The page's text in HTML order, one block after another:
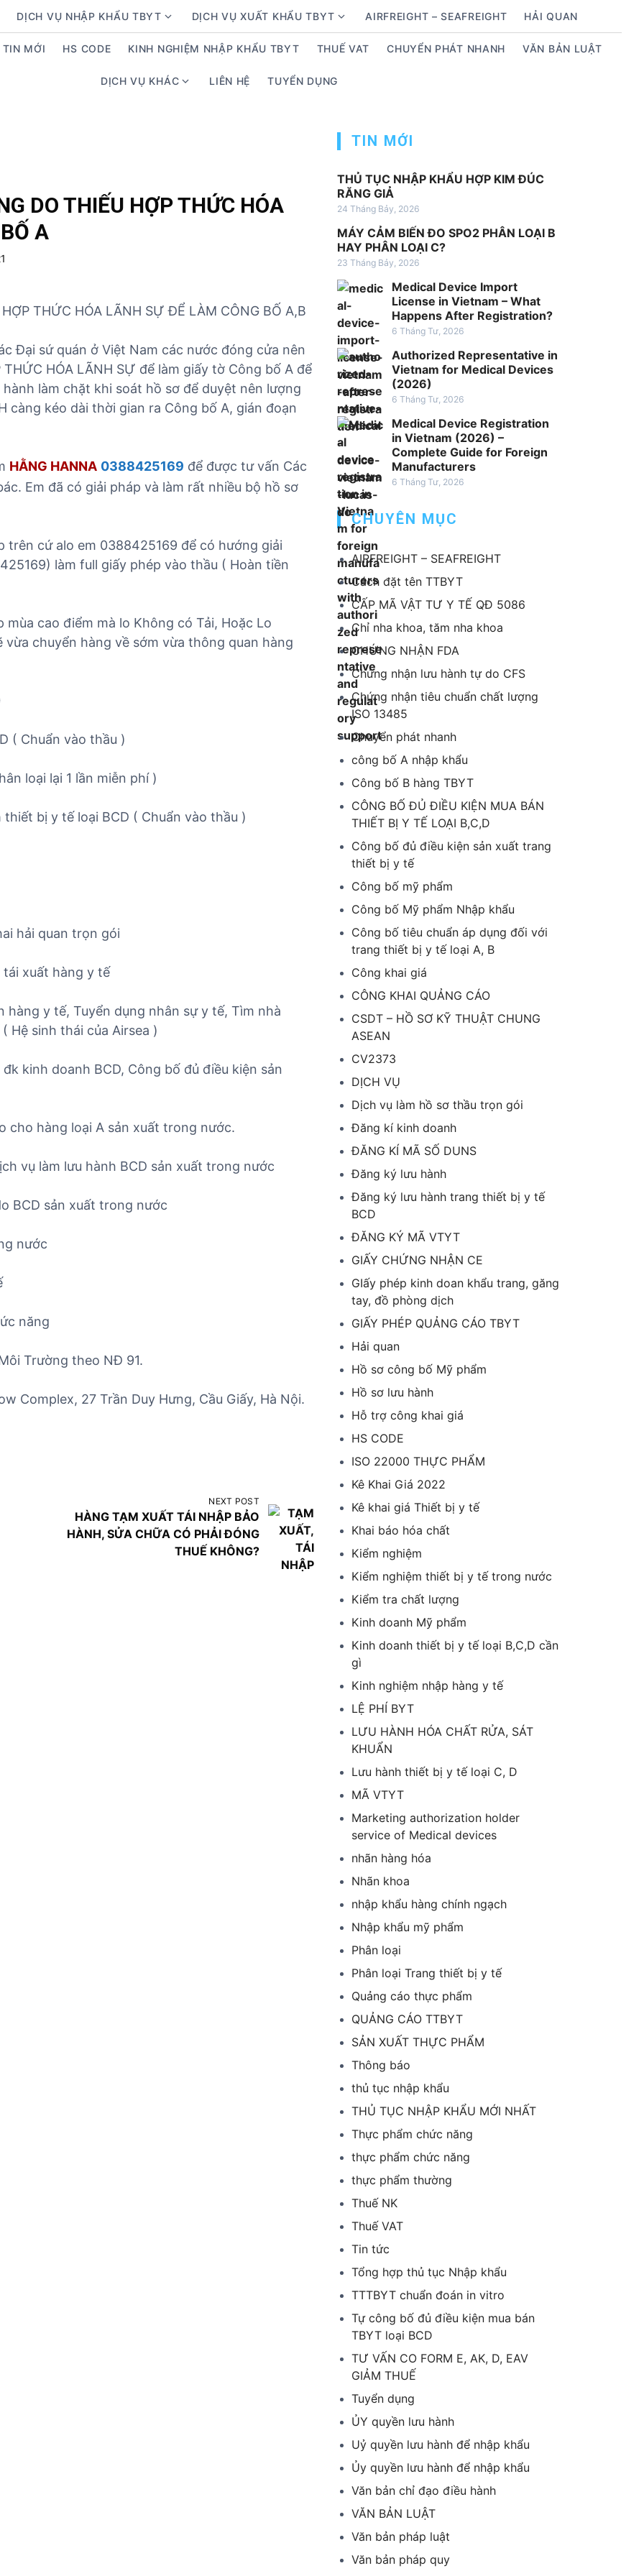
DỊCH VỤ NHẬP KHẨU TBYT
h
w
u
h
ụ
n
h
ậ
ẩ
u
Y
T
DỊCH VỤ XUẤT KHẨU TBYT
h
n
u
f
o
r
D
ị
c
h
v
ụ
x
u
ấ
t
k
h
ẩ
u
T
B
Y
T
AIRFREIGHT – SEAFREIGHT HẢI QUAN
TIN MỚI HS CODE KINH NGHIỆM NHẬP KHẨU TBYT THUẾ VAT CHUYỂN PHÁT NHANH VĂN BẢN LUẬT
DỊCH VỤ KHÁC
m
r
c
h
ụ
á
c
LIÊN HỆ TUYỂN DỤNG
DO THIẾU HỢP THỨC HÓA
A
THỨC HÓA LÃNH SỰ ĐỂ LÀM CÔNG BỐ A,B
Đại sứ quán ở Việt Nam các nước đóng cửa nên
HÓA LÃNH SỰ để làm giấy tờ Công bố A để
làm chặt khi soát hồ sơ để duyệt nên lượng
càng kéo dài thời gian ra Công bố A, gián đoạn
HẰNG HANNA 0388425169 để được tư vấn Các
Em đã có giải pháp và làm rất nhiều bộ hồ sơ
trên cứ alo em 0388425169 để có hướng giải
làm full giấy phép vào thầu ( Hoàn tiền
cao điểm mà lo Không có Tải, Hoặc Lo
chuyển hàng về sớm vừa thông quan hàng
( Chuẩn vào thầu )
loại lại 1 lần miễn phí )
bị y tế loại BCD ( Chuẩn vào thầu )
hải quan trọn gói
xuất hàng y tế
hàng y tế, Tuyển dụng nhân sự y tế, Tìm nhà
Hệ sinh thái của Airsea )
kinh doanh BCD, Công bố đủ điều kiện sản
cho hàng loại A sản xuất trong nước.
vụ làm lưu hành BCD sản xuất trong nước
BCD sản xuất trong nước
nước
năng
Trường theo NĐ 91.
Complex, 27 Trần Duy Hưng, Cầu Giấy, Hà Nội.
NEXT POST
HÀNG TẠM XUẤT TÁI NHẬP BẢO
HÀNH, SỬA CHỮA CÓ PHẢI ĐÓNG
THUẾ KHÔNG?
TIN MỚI
THỦ TỤC NHẬP KHẨU HỢP KIM ĐÚC
RĂNG GIẢ
24 Tháng Bảy, 2026
MÁY CẢM BIẾN ĐO SPO2 PHÂN LOẠI B
HAY PHÂN LOẠI C?
23 Tháng Bảy, 2026
Medical Device Import
License in Vietnam – What
Happens After Registration?
6 Tháng Tư, 2026
Authorized Representative in
Vietnam for Medical Devices
(2026)
6 Tháng Tư, 2026
Medical Device Registration
in Vietnam (2026) –
Complete Guide for Foreign
Manufacturers
6 Tháng Tư, 2026
CHUYÊN MỤC
AIRFREIGHT – SEAFREIGHT
Cách đặt tên TTBYT
CẤP MÃ VẬT TƯ Y TẾ QĐ 5086
Chỉ nha khoa, tăm nha khoa
CHỨNG NHẬN FDA
Chứng nhận lưu hành tự do CFS
Chứng nhận tiêu chuẩn chất lượng
ISO 13485
Chuyển phát nhanh
công bố A nhập khẩu
Công bố B hàng TBYT
CÔNG BỐ ĐỦ ĐIỀU KIỆN MUA BÁN
THIẾT BỊ Y TẾ LOẠI B,C,D
Công bố đủ điều kiện sản xuất trang
thiết bị y tế
Công bố mỹ phẩm
Công bố Mỹ phẩm Nhập khẩu
Công bố tiêu chuẩn áp dụng đối với
trang thiết bị y tế loại A, B
Công khai giá
CÔNG KHAI QUẢNG CÁO
CSDT – HỒ SƠ KỸ THUẬT CHUNG
ASEAN
CV2373
DỊCH VỤ
Dịch vụ làm hồ sơ thầu trọn gói
Đăng kí kinh doanh
ĐĂNG KÍ MÃ SỐ DUNS
Đăng ký lưu hành
Đăng ký lưu hành trang thiết bị y tế
BCD
ĐĂNG KÝ MÃ VTYT
GIẤY CHỨNG NHẬN CE
GIấy phép kinh doan khẩu trang, găng
tay, đồ phòng dịch
GIẤY PHÉP QUẢNG CÁO TBYT
Hải quan
Hồ sơ công bố Mỹ phẩm
Hồ sơ lưu hành
Hỗ trợ công khai giá
HS CODE
ISO 22000 THỰC PHẨM
Kê Khai Giá 2022
Kê khai giá Thiết bị y tế
Khai báo hóa chất
Kiểm nghiệm
Kiểm nghiệm thiết bị y tế trong nước
Kiểm tra chất lượng
Kinh doanh Mỹ phẩm
Kinh doanh thiết bị y tế loại B,C,D cần
gì
Kinh nghiệm nhập hàng y tế
LỆ PHÍ BYT
LƯU HÀNH HÓA CHẤT RỬA, SÁT
KHUẨN
Lưu hành thiết bị y tế loại C, D
MÃ VTYT
Marketing authorization holder
service of Medical devices
nhãn hàng hóa
Nhãn khoa
nhập khẩu hàng chính ngạch
Nhập khẩu mỹ phẩm
Phân loại
Phân loại Trang thiết bị y tế
Quảng cáo thực phẩm
QUẢNG CÁO TTBYT
SẢN XUẤT THỰC PHẨM
Thông báo
thủ tục nhập khẩu
THỦ TỤC NHẬP KHẨU MỚI NHẤT
Thực phẩm chức năng
thực phẩm chức năng
thực phẩm thường
Thuế NK
Thuế VAT
Tin tức
Tổng hợp thủ tục Nhập khẩu
TTTBYT chuẩn đoán in vitro
Tự công bố đủ điều kiện mua bán
TBYT loại BCD
TƯ VẤN CO FORM E, AK, D, EAV
GIẢM THUẾ
Tuyển dụng
ỦY quyền lưu hành
Uỷ quyền lưu hành để nhập khẩu
Ủy quyền lưu hành để nhập khẩu
Văn bản chỉ đạo điều hành
VĂN BẢN LUẬT
Văn bản pháp luật
Văn bản pháp quy